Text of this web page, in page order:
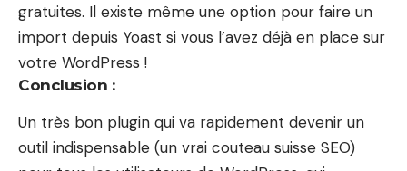
gratuites. Il existe même une option pour faire un
import depuis Yoast si vous l’avez déjà en place sur
votre WordPress !
Conclusion :
Un très bon plugin qui va rapidement devenir un
outil indispensable (un vrai couteau suisse SEO)